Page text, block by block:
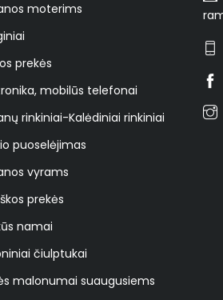
moterims
prekės
mobilūs telefonai
rinkiniai-Kalėdiniai rinkiniai
puoselėjimas
vyrams
prekės
namai
čiulptukai
malonumai suaugusiems